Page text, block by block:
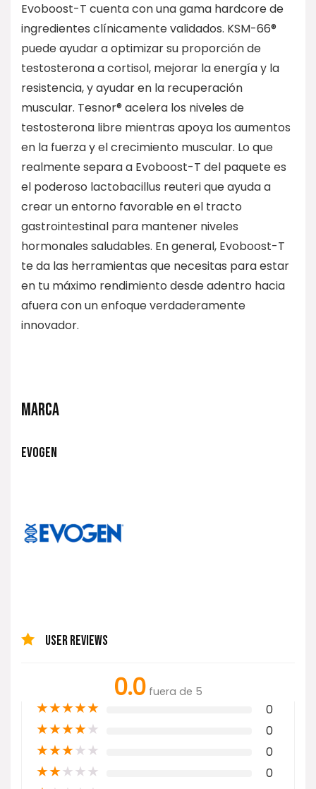
Evoboost-T cuenta con una gama hardcore de
ingredientes clínicamente validados. KSM-66®
puede ayudar a optimizar su proporción de
testosterona a cortisol, mejorar la energía y la
resistencia, y ayudar en la recuperación
muscular. Tesnor® acelera los niveles de
testosterona libre mientras apoya los aumentos
en la fuerza y el crecimiento muscular. Lo que
realmente separa a Evoboost-T del paquete es
el poderoso lactobacillus reuteri que ayuda a
crear un entorno favorable en el tracto
gastrointestinal para mantener niveles
hormonales saludables. En general, Evoboost-T
te da las herramientas que necesitas para estar
en tu máximo rendimiento desde adentro hacia
afuera con un enfoque verdaderamente
innovador.
MARCA
EVOGEN
USER REVIEWS
0.0 fuera de 5
★★★★★ 0
★★★★★ 0
★★★★★ 0
★★★★★ 0